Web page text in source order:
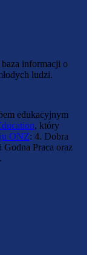
informacji o
ludzi.
edukacyjnym
, który
ONZ: 4. Dobra
Praca oraz